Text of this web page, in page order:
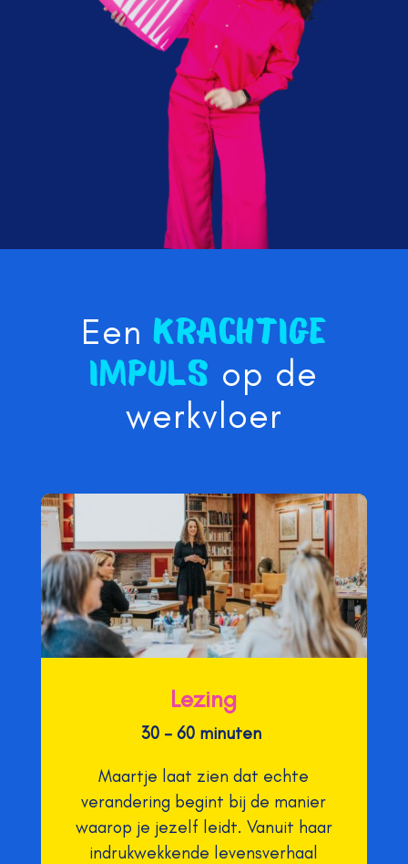
Een krachtige
impuls op de
werkvloer
Lezing
30 – 60 minuten
Maartje laat zien dat echte
verandering begint bij de manier
waarop je jezelf leidt. Vanuit haar
indrukwekkende levensverhaal